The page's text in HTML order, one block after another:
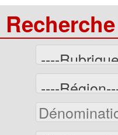
Recherche